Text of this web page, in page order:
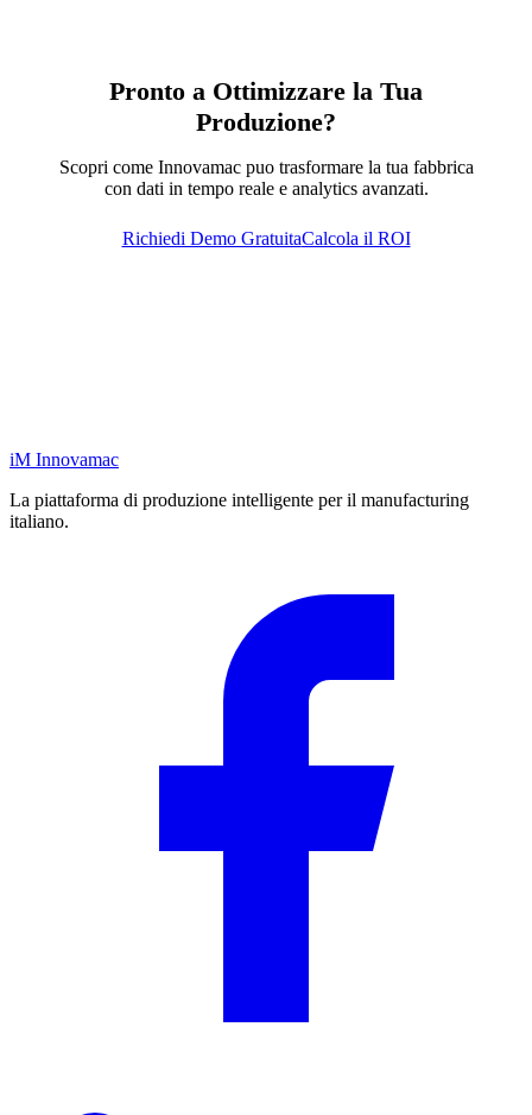
Pronto a Ottimizzare la Tua
Produzione?
Scopri come Innovamac puo trasformare la tua fabbrica
con dati in tempo reale e analytics avanzati.
Richiedi Demo GratuitaCalcola il ROI
iM Innovamac
La piattaforma di produzione intelligente per il manufacturing
italiano.